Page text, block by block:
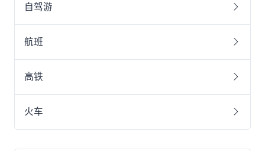
自驾游
航班
高铁
火车